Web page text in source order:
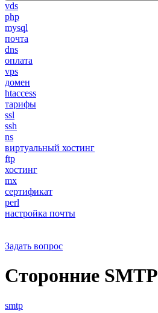
vds
php
mysql
почта
dns
оплата
vps
домен
htaccess
тарифы
ssl
ssh
ns
виртуальный хостинг
ftp
хостинг
mx
сертификат
perl
настройка почты
Задать вопрос
Сторонние SMTP
smtp